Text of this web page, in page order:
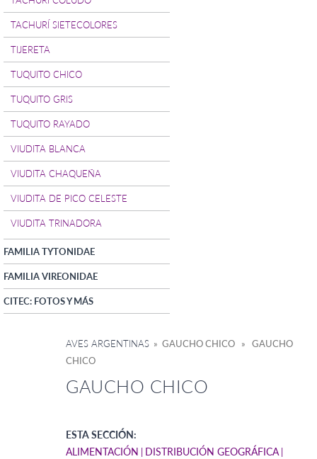
TACHURÍ SIETECOLORES
TIJERETA
TUQUITO CHICO
TUQUITO GRIS
TUQUITO RAYADO
VIUDITA BLANCA
VIUDITA CHAQUEÑA
VIUDITA DE PICO CELESTE
VIUDITA TRINADORA
FAMILIA TYTONIDAE
FAMILIA VIREONIDAE
CITEC: FOTOS Y MÁS
AVES ARGENTINAS » GAUCHO CHICO » GAUCHO
CHICO
GAUCHO CHICO
ESTA SECCIÓN:
ALIMENTACIÓN
DISTRIBUCIÓN GEOGRÁFICA